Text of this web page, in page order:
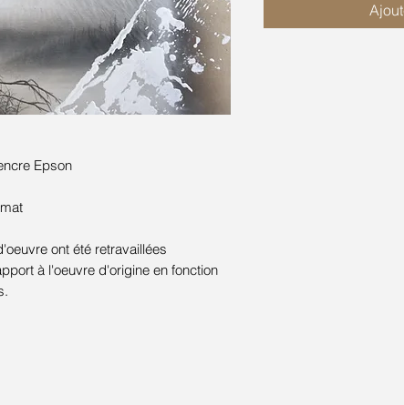
Epson
ont été retravaillées
à l'oeuvre d'origine en fonction